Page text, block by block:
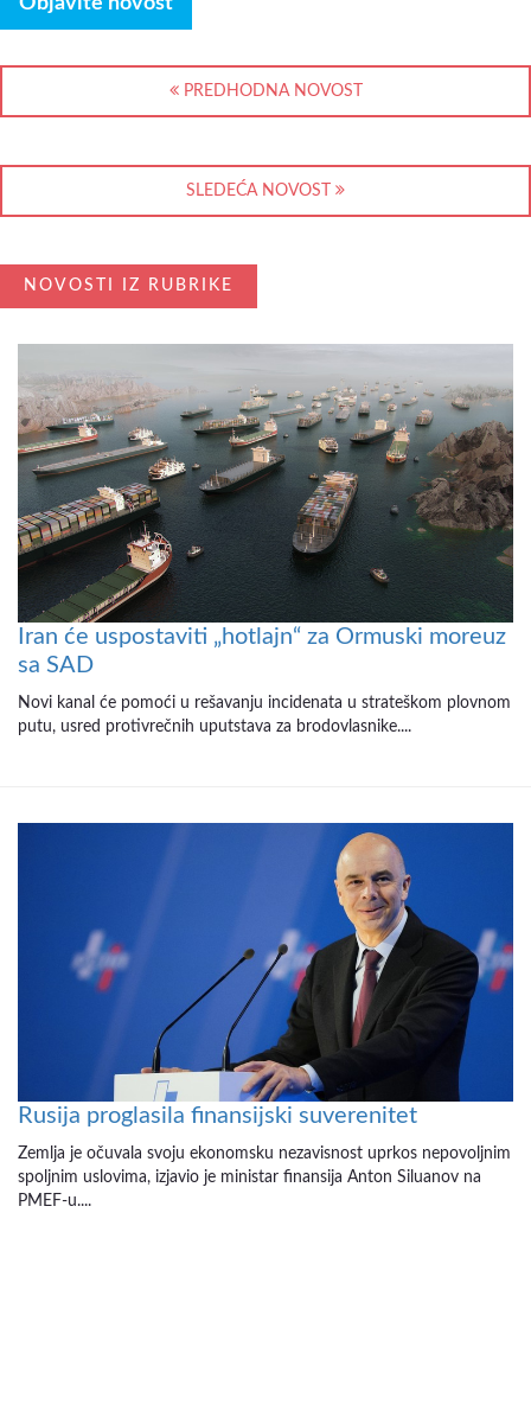
PREDHODNA NOVOST
SLEDEĆA NOVOST
NOVOSTI IZ RUBRIKE
Iran će uspostaviti „hotlajn“ za Ormuski moreuz
sa SAD
Novi kanal će pomoći u rešavanju incidenata u strateškom plovnom
putu, usred protivrečnih uputstava za brodovlasnike....
Rusija proglasila finansijski suverenitet
Zemlja je očuvala svoju ekonomsku nezavisnost uprkos nepovoljnim
spoljnim uslovima, izjavio je ministar finansija Anton Siluanov na
PMEF-u....